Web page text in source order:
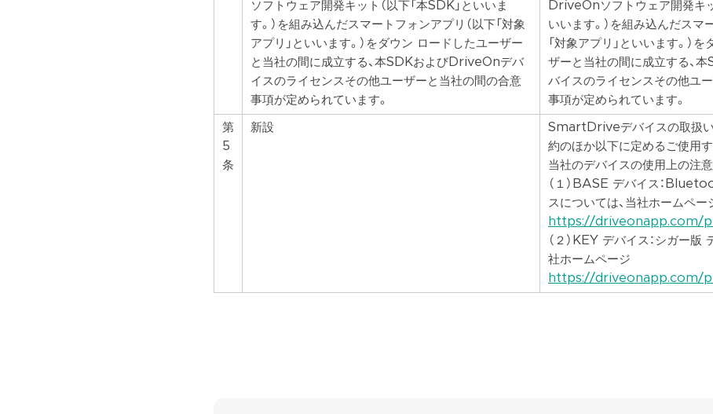
ソフトウェア開発キット（以下「本SDK」といいま
す。）を組み込んだスマートフォンアプリ（以下「対象
アプリ」といいます。）をダウン ロードしたユーザー
と当社の間に成立する、本SDKおよびDriveOnデバ
イスのライセンスその他ユーザーと当社の間の合意
事項が定められています。
DriveOnソフトウェア開発キッ
いいます。）を組み込んだスマ
「対象アプリ」といいます。）
ザーと当社の間に成立する、
バイスのライセンスその他ユ
事項が定められています。
第
5
条
新設
SmartDriveデバイスの取扱い
約のほか以下に定めるご使用
当社のデバイスの使用上の注意
（１）BASE デバイス：
スについては、当社ホームペー
https://driveonapp.com/
（２）KEY デバイス：シガー版
社ホームページ
https://driveonapp.com/